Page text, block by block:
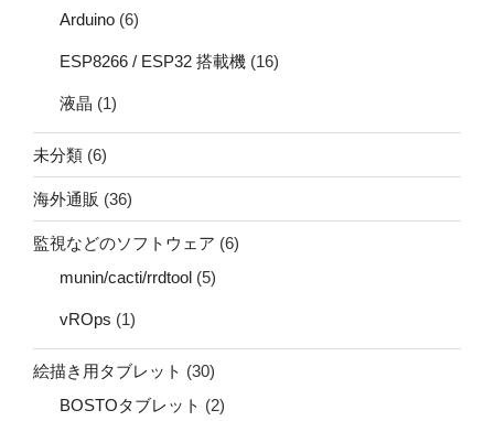
Arduino (6)
ESP8266 / ESP32 搭載機 (16)
液晶 (1)
未分類 (6)
海外通販 (36)
監視などのソフトウェア (6)
munin/cacti/rrdtool (5)
vROps (1)
絵描き用タブレット (30)
BOSTOタブレット (2)